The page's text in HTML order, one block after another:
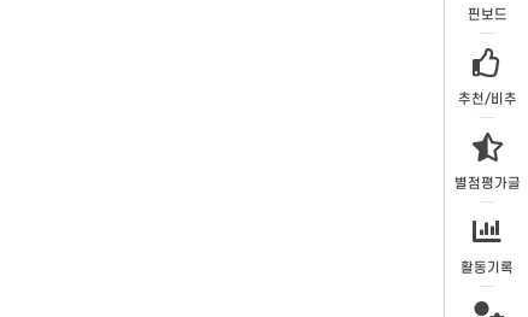
핀보드
추천/비추
별점평가글
활동기록